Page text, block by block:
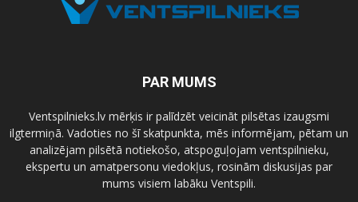
PAR MUMS
Ventspilnieks.lv mērķis ir palīdzēt veicināt pilsētas izaugsmi
ilgtermiņā. Vadoties no šī skatpunkta, mēs informējam, pētam un
analizējam pilsētā notiekošo, atspoguļojam ventspilnieku,
ekspertu un amatpersonu viedokļus, rosinām diskusijas par
mums visiem labāku Ventspili.